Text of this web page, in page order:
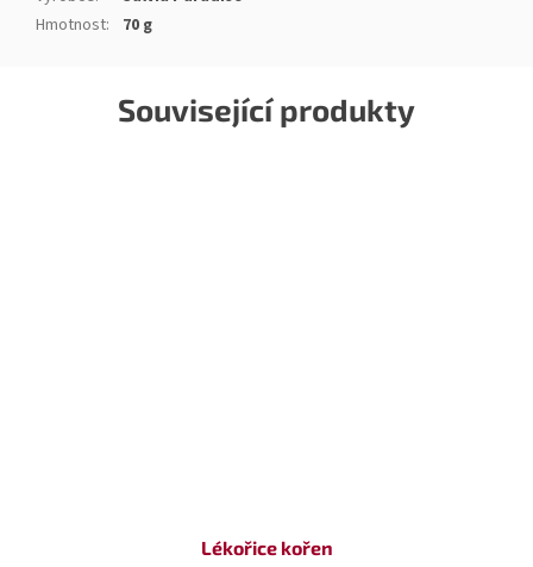
Související produkty
Lékořice kořen
Hmotnost: 70 g